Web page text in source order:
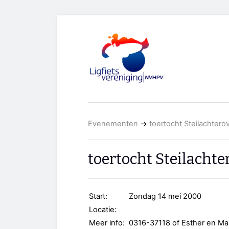
Evenementen → toertocht
toertocht
Start:
Zondag 14 mei 2000
Locatie:
Meer info: 0316-37118 of Esther en